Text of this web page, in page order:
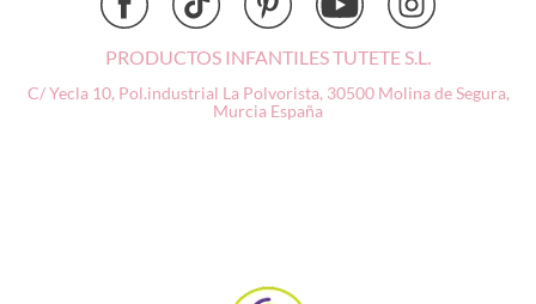
PRODUCTOS INFANTILES TUTETE S.L.
C/ Yecla 10, Pol.industrial La Polvorista, 30500 Molina de Segura,
Murcia España